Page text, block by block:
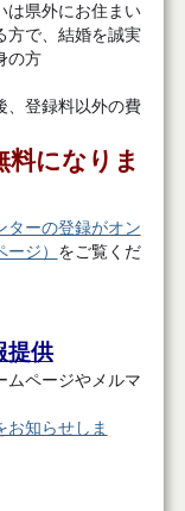
県外にお住まい
方で、結婚を誠実
の方
登録料以外の費
料になりま
ターの登録がオン
ジ） をご覧くだ
提供
ムページやメルマ
お知らせしま